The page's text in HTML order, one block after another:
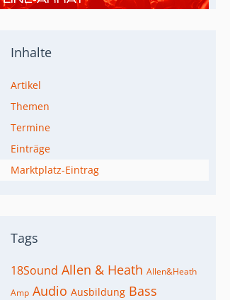
Inhalte
Artikel
Themen
Termine
Einträge
Marktplatz-Eintrag
Tags
18Sound Allen & Heath Allen&Heath
Amp Audio Ausbildung Bass